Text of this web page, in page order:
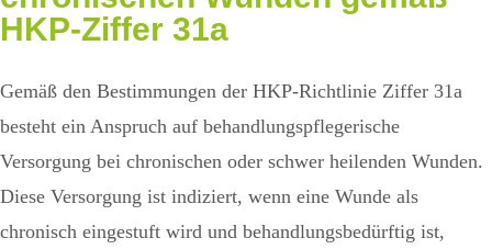
HKP-Ziffer 31a
Gemäß den Bestimmungen der HKP-Richtlinie Ziffer 31a
besteht ein Anspruch auf behandlungspflegerische
Versorgung bei chronischen oder schwer heilenden Wunden.
Diese Versorgung ist indiziert, wenn eine Wunde als
chronisch eingestuft wird und behandlungsbedürftig ist,